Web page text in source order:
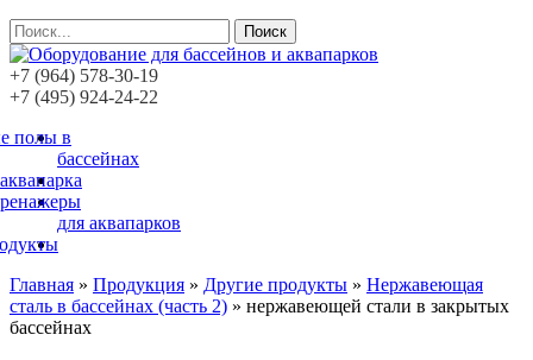
Поиск
+7 (964) 578-30-19
+7 (495) 924-24-22
полы в
бассейнах
для аквапарков
Главная » Продукция » Другие продукты » Нержавеющая
сталь в бассейнах (часть 2) » нержавеющей стали в закрытых
бассейнах